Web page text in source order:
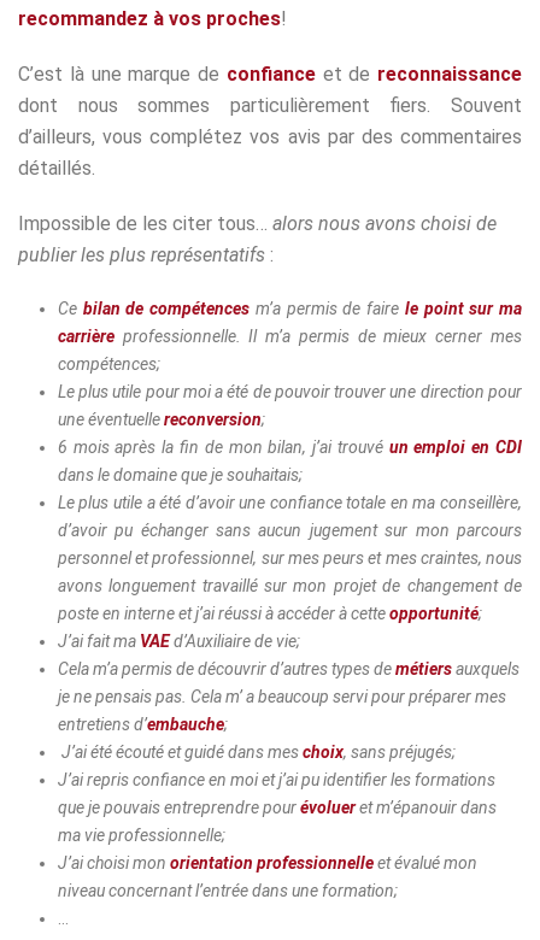
recommandez à vos proches!
C’est là une marque de confianceet de reconnaissance
dont nous sommes particulièrement fiers. Souvent
d’ailleurs, vous complétez vos avis par des commentaires
détaillés.
Impossible de les citer tous… alors nous avons choisi de
publier les plus représentatifs :
Ce bilan de compétences m’a permis de faire le point sur ma
carrièreprofessionnelle. Il m’a permis de mieux cerner mes
compétences;
Le plus utile pour moi a été de pouvoir trouver une direction pour
une éventuellereconversion;
6 mois après la fin de mon bilan, j’ai trouvé un emploi en CDI
dans le domaine que je souhaitais;
Le plus utile a été d’avoir une confiance totale en ma conseillère,
d’avoir pu échanger sans aucun jugement sur mon parcours
personnel et professionnel, sur mes peurs et mes craintes, nous
avons longuement travaillé sur mon projet de changement de
poste en interne et j’ai réussi à accéder à cetteopportunité;
J’ai fait ma VAEd’Auxiliaire de vie;
Cela m’a permis de découvrir d’autres types demétiersauxquels
je ne pensais pas. Cela m’ a beaucoup servi pour préparer mes
entretiens d’embauche;
J’ai été écouté et guidé dans meschoix, sans préjugés;
J’ai repris confiance en moi et j’ai pu identifier les formations
que je pouvais entreprendre pourévolueret m’épanouir dans
ma vie professionnelle;
J’ai choisi mon orientation professionnelleet évalué mon
niveau concernant l’entrée dans une formation;